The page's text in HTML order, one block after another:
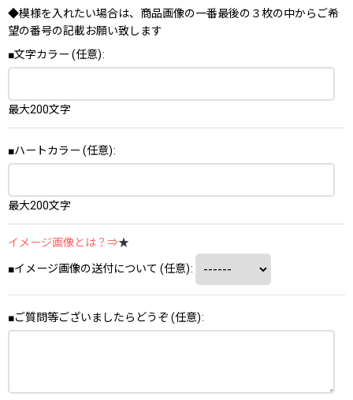
◆模様を入れたい場合は、商品画像の一番最後の３枚の中からご希
望の番号の記載お願い致します
■文字カラー (任意):
最大200文字
■ハートカラー (任意):
最大200文字
イメージ画像とは？⇒★
■イメージ画像の送付について (任意):
■ご質問等ございましたらどうぞ (任意):